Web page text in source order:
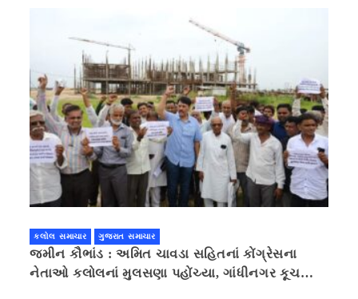
કલોલ સમાચાર ગુજરાત સમાચાર
જમીન કૌભાંડ : અમિત ચાવડા સહિતનાં કોંગ્રેસના
નેતાઓ કલોલનાં મુલસણા પહોંચ્યા, ગાંધીનગર કૂચ